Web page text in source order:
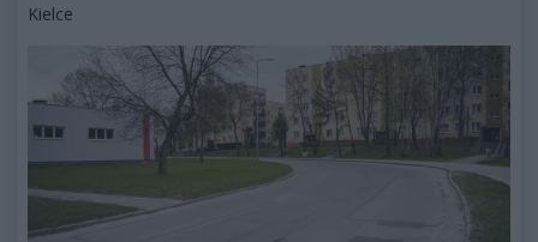
Kategorie artykułu:
Kielce